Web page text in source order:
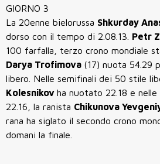
GIORNO 3
La 20enne bielorussa Shkurday
dorso con il tempo di 2.08.13. Petr
100 farfalla, terzo crono mondiale
Darya Trofimova (17) nuota 54.29
libero. Nelle semifinali dei 50 stile
Kolesnikov ha nuotato 22.18 e
22.16, la ranista Chikunova
rana ha siglato il secondo crono
domani la finale.